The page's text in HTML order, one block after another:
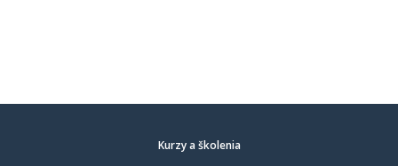
Kurzy a školenia